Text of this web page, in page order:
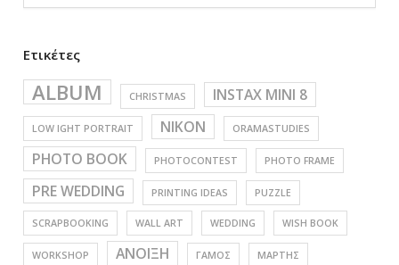
Ετικέτες
ALBUM CHRISTMAS INSTAX MINI 8
LOW IGHT PORTRAIT NIKON ORAMASTUDIES
PHOTO BOOK PHOTOCONTEST PHOTO FRAME
PRE WEDDING PRINTING IDEAS PUZZLE
SCRAPBOOKING WALL ART WEDDING WISH BOOK
WORKSHOP ΑΝΟΙΞΗ ΓΑΜΟΣ ΜΑΡΤΗΣ